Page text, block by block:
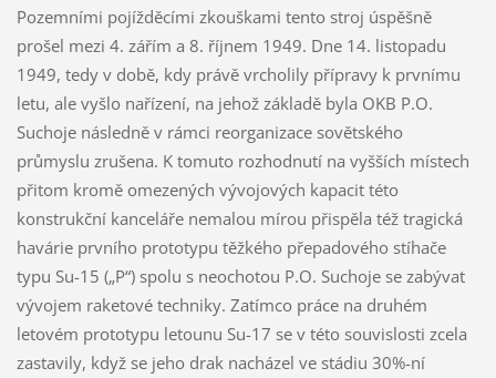
Pozemními pojížděcími zkouškami tento stroj úspěšně
prošel mezi 4. zářím a 8. říjnem 1949. Dne 14. listopadu
1949, tedy v době, kdy právě vrcholily přípravy k prvnímu
letu, ale vyšlo nařízení, na jehož základě byla OKB P.O.
Suchoje následně v rámci reorganizace sovětského
průmyslu zrušena. K tomuto rozhodnutí na vyšších místech
přitom kromě omezených vývojových kapacit této
konstrukční kanceláře nemalou mírou přispěla též tragická
havárie prvního prototypu těžkého přepadového stíhače
typu Su-15 („P“) spolu s neochotou P.O. Suchoje se zabývat
vývojem raketové techniky. Zatímco práce na druhém
letovém prototypu letounu Su-17 se v této souvislosti zcela
zastavily, když se jeho drak nacházel ve stádiu 30%-ní